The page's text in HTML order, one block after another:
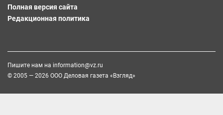
Полная версия сайта
Редакционная политика
Пишите нам на information@vz.ru
© 2005 — 2026 ООО Деловая газета «Взгляд»